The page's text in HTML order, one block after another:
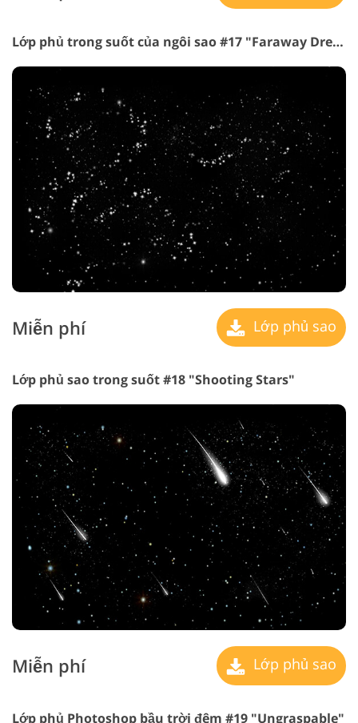
Lớp phủ trong suốt của ngôi sao #17 "Faraway Dreams"
Miễn phí Lớp phủ sao
Lớp phủ sao trong suốt #18 "Shooting Stars"
Miễn phí Lớp phủ sao
Lớp phủ Photoshop bầu trời đêm #19 "Ungraspable"